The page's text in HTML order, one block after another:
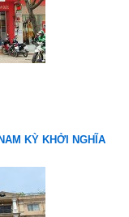
KỲ KHỞI NGHĨA